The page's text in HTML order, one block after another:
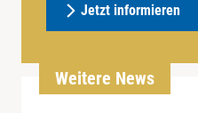
Jetzt informieren
Weitere News